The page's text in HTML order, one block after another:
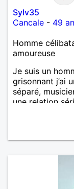
Sylv35
Cancale - 49
Homme
amoureuse
Je suis un
grisonnant j’ai
séparé,
une relation